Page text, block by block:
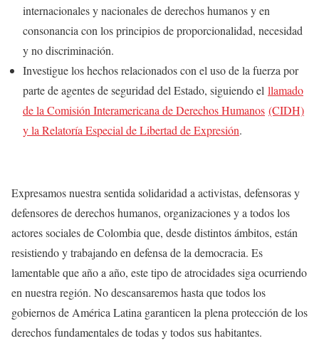
internacionales y nacionales de derechos humanos y en
consonancia con los principios de proporcionalidad, necesidad
y no discriminación.
Investigue los hechos relacionados con el uso de la fuerza por
parte de agentes de seguridad del Estado, siguiendo el llamado
de la Comisión Interamericana de Derechos Humanos (CIDH)
y la Relatoría Especial de Libertad de Expresión.
Expresamos nuestra sentida solidaridad a activistas, defensoras y
defensores de derechos humanos, organizaciones y a todos los
actores sociales de Colombia que, desde distintos ámbitos, están
resistiendo y trabajando en defensa de la democracia. Es
lamentable que año a año, este tipo de atrocidades siga ocurriendo
en nuestra región. No descansaremos hasta que todos los
gobiernos de América Latina garanticen la plena protección de los
derechos fundamentales de todas y todos sus habitantes.